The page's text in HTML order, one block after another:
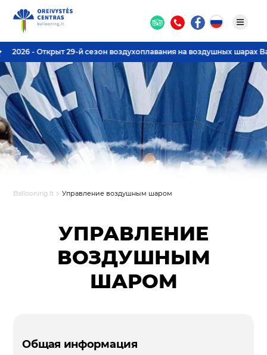
2026 - Открыт 29-й сезон воздухоплавания на воздушных шарах
Ballooning.lt Управление воздушным шаром
УПРАВЛЕНИЕ
ВОЗДУШНЫМ
ШАРОМ
Общая информация